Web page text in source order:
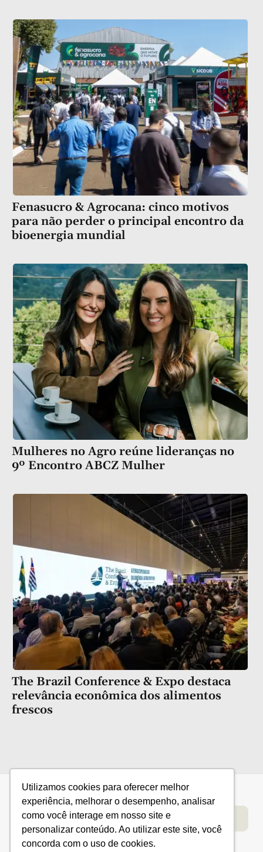
Utilizamos cookies para oferecer melhor
experiência, melhorar o desempenho, analisar
como você interage em nosso site e
personalizar conteúdo. Ao utilizar este site, você
concorda com o uso de cookies.
Fenasucro & Agrocana: cinco motivos
para não perder o principal encontro da
bioenergia mundial
Mulheres no Agro reúne lideranças no
9º Encontro ABCZ Mulher
The Brazil Conference & Expo destaca
relevância econômica dos alimentos
frescos
Links úteis
Conteúdo
Florestas Hortifrúti
Categorias Eventos
Economia
IBGE
Institucional
Fale conosco